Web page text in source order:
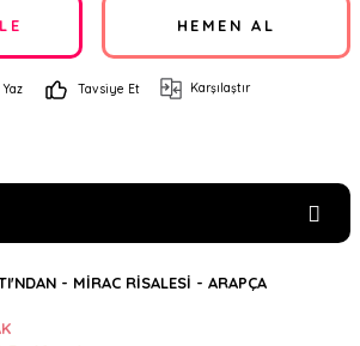
HEMEN AL
Tavsiye Et Karşılaştır
- MİRAC RİSALESİ - ARAPÇA